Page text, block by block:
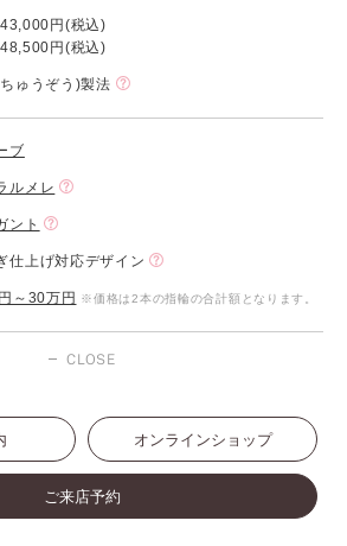
円(税込)
円(税込)
ゅうぞう)製法
ブ
ルメレ
ント
仕上げ対応デザイン
～30万円 ※価格は2本の指輪の合計額となります。
CLOSE
オンラインショップ
ご来店予約